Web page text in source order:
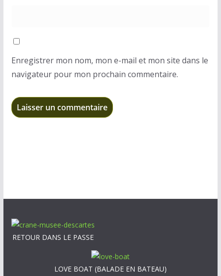
Enregistrer mon nom, mon e-mail et mon site dans le
navigateur pour mon prochain commentaire.
RETOUR DANS LE PASSE
LOVE BOAT (BALADE EN BATEAU)